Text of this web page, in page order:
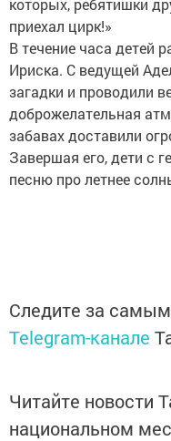
приехал цирк!»
В течение часа детей
Ириска. С ведущей
загадки и проводили
доброжелательная
забавах доставили
Завершая его, дети с
песню про летнее
Следите за
Telegram-канале
Читайте новости
национальном